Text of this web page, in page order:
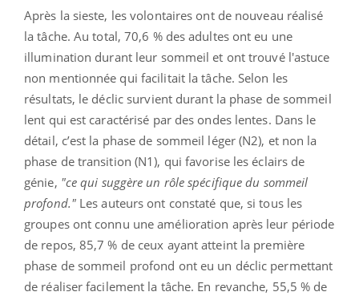
Après la sieste, les volontaires ont de nouveau réalisé
la tâche. Au total, 70,6 % des adultes ont eu une
illumination durant leur sommeil et ont trouvé l'astuce
non mentionnée qui facilitait la tâche. Selon les
résultats, le déclic survient durant la phase de sommeil
lent qui est caractérisé par des ondes lentes. Dans le
détail, c’est la phase de sommeil léger (N2), et non la
phase de transition (N1), qui favorise les éclairs de
génie, "ce qui suggère un rôle spécifique du sommeil
profond."Les auteurs ont constaté que, si tous les
groupes ont connu une amélioration après leur période
de repos, 85,7 % de ceux ayant atteint la première
phase de sommeil profond ont eu un déclic permettant
de réaliser facilement la tâche. En revanche, 55,5 % de